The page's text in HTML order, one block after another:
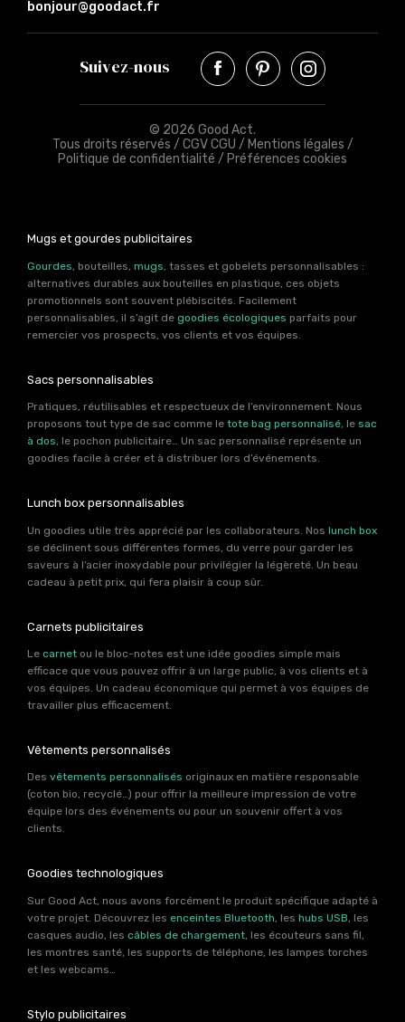
bonjour@goodact.fr
Suivez-nous
© 2026 Good Act.
Tous droits réservés / CGV CGU / Mentions légales /
Politique de confidentialité / Préférences cookies
Mugs et gourdes publicitaires
Gourdes, bouteilles, mugs, tasses et gobelets personnalisables :
alternatives durables aux bouteilles en plastique, ces objets
promotionnels sont souvent plébiscités. Facilement
personnalisables, il s’agit de goodies écologiques parfaits pour
remercier vos prospects, vos clients et vos équipes.
Sacs personnalisables
Pratiques, réutilisables et respectueux de l’environnement. Nous
proposons tout type de sac comme le tote bag personnalisé, le sac
à dos, le pochon publicitaire… Un sac personnalisé représente un
goodies facile à créer et à distribuer lors d’événements.
Lunch box personnalisables
Un goodies utile très apprécié par les collaborateurs. Nos lunch box
se déclinent sous différentes formes, du verre pour garder les
saveurs à l’acier inoxydable pour privilégier la légèreté. Un beau
cadeau à petit prix, qui fera plaisir à coup sûr.
Carnets publicitaires
Le carnet ou le bloc-notes est une idée goodies simple mais
efficace que vous pouvez offrir à un large public, à vos clients et à
vos équipes. Un cadeau économique qui permet à vos équipes de
travailler plus efficacement.
Vêtements personnalisés
Des vêtements personnalisés originaux en matière responsable
(coton bio, recyclé…) pour offrir la meilleure impression de votre
équipe lors des événements ou pour un souvenir offert à vos
clients.
Goodies technologiques
Sur Good Act, nous avons forcément le produit spécifique adapté à
votre projet. Découvrez les enceintes Bluetooth , les hubs USB , les
casques audio, les câbles de chargement , les écouteurs sans fil,
les montres santé, les supports de téléphone, les lampes torches
et les webcams…
Stylo publicitaires